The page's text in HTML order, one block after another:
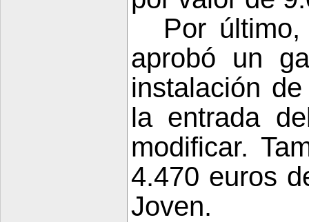
Por
aprobó un
instalación
la entrada
modificar.
4.470 euros
Joven.